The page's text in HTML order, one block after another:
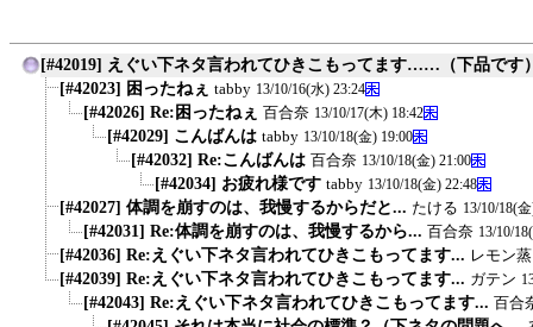
[#42019] えぐい下ネタ言われてひきこもってます……（下品です
[#42023] 困ったねぇ tabby 13/10/16(水) 23:24
[#42026] Re:困ったねぇ 百合奈 13/10/17(木) 18:42
[#42029] こんばんは tabby 13/10/18(金) 19:00
[#42032] Re:こんばんは 百合奈 13/10/18(金) 21:00
[#42034] お疲れ様です tabby 13/10/18(金) 22:48
[#42027] 体調を崩すのは、我慢するからだと... たける 13/10/18(
[#42031] Re: 体調を崩すのは、我慢するから... 百合奈 13/10/
[#42036] Re:えぐい下ネタ言われてひきこもってます... レモン
[#42039] Re:えぐい下ネタ言われてひきこもってます... ガテン
[#42043] Re:えぐい下ネタ言われてひきこもってます... 百合